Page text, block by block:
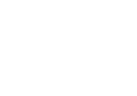
Mais non ! C’est vous